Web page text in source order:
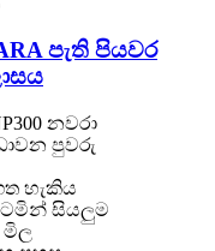
පැති පියවර
නවරා
පුවරු
හැකිය
සියලුම
මිල